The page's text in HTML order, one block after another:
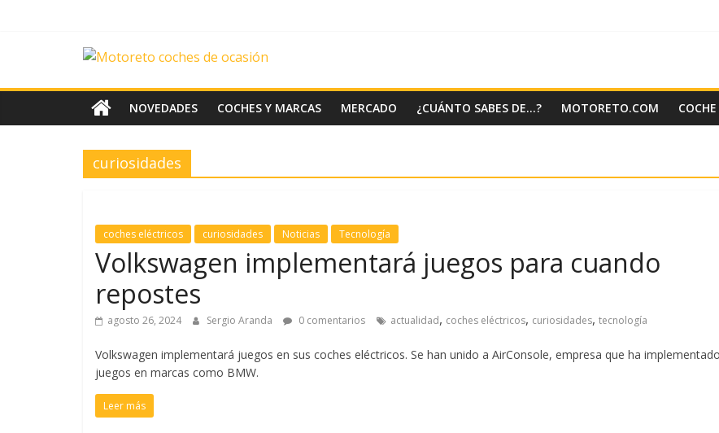
News
Motoreto
Noticias
de
ocasión
NOVEDADES COCHES Y MARCAS MERCADO ¿CUÁNTO SABES DE…? MOTORETO.COM
curiosidades
coches eléctricos curiosidades Noticias Tecnología
Volkswagen implementará juegos para cuando
repostes
agosto 26, 2024 Sergio Aranda 0 comentarios actualidad, coches eléctricos, curiosidades, tecnología
Volkswagen implementará juegos en sus coches eléctricos. Se han unido a AirConsole, empresa que ha implementado
juegos en marcas como BMW.
Leer más